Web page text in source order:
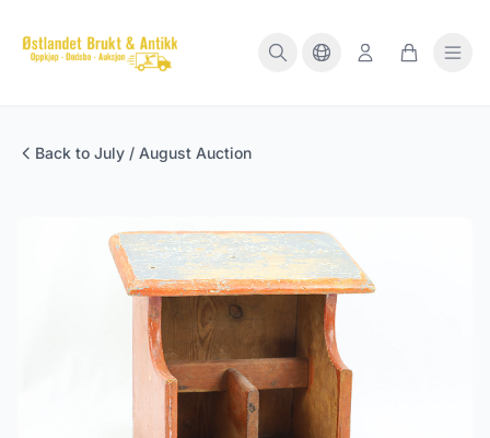
Back to July / August Auction